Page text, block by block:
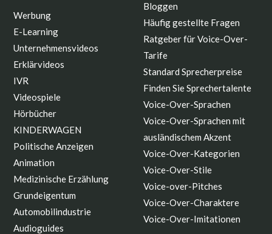
Werbung
E-Learning
Unternehmensvideos
Erklärvideos
IVR
Videospiele
Hörbücher
KINDERWAGEN
Politische Anzeigen
Animation
Medizinische Erzählung
Grundeigentum
Automobilindustrie
Audioguides
Bloggen
Häufig gestellte Fragen
Ratgeber für Voice-Over-
Tarife
Standard Sprecherpreise
Finden Sie Sprechertalente
Voice-Over-Sprachen
Voice-Over-Sprachen mit
ausländischem Akzent
Voice-Over-Kategorien
Voice-Over-Stile
Voice-over-Pitches
Voice-Over-Charaktere
Voice-Over-Imitationen